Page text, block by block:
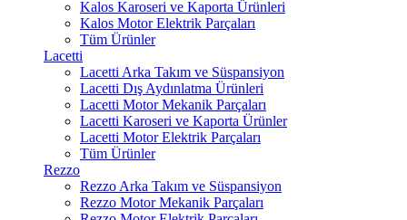
Kalos Karoseri ve Kaporta Ürünleri
Kalos Motor Elektrik Parçaları
Tüm Ürünler
Lacetti
Lacetti Arka Takım ve Süspansiyon
Lacetti Dış Aydınlatma Ürünleri
Lacetti Motor Mekanik Parçaları
Lacetti Karoseri ve Kaporta Ürünler
Lacetti Motor Elektrik Parçaları
Tüm Ürünler
Rezzo
Rezzo Arka Takım ve Süspansiyon
Rezzo Motor Mekanik Parçaları